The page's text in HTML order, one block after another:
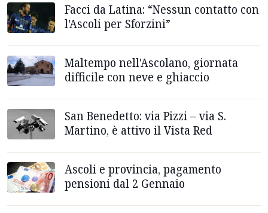
Facci da Latina: “Nessun contatto con
l'Ascoli per Sforzini”
Maltempo nell'Ascolano, giornata
difficile con neve e ghiaccio
San Benedetto: via Pizzi – via S.
Martino, è attivo il Vista Red
Ascoli e provincia, pagamento
pensioni dal 2 Gennaio